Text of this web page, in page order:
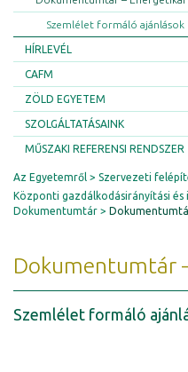
Szemlélet formáló ajánlások
HÍRLEVÉL
CAFM
ZÖLD EGYETEM
SZOLGÁLTATÁSAINK
MŰSZAKI REFERENSI RENDSZER
Az Egyetemről
Szervezeti
Központi gazdálkodásirányítási és
Dokumentumtár
Dokumentumtár
Szemlélet formáló